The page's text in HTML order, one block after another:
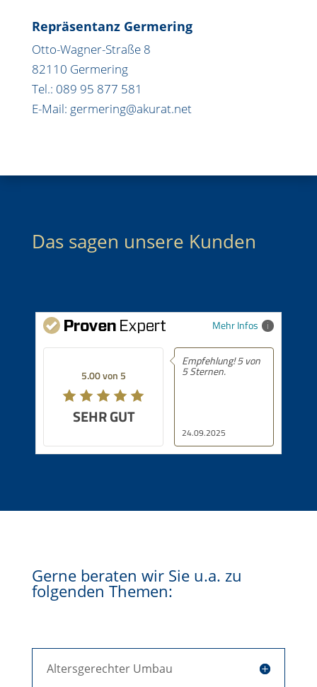
Repräsentanz Germering
Otto-Wagner-Straße 8
82110 Germering
Tel.: 089 95 877 581
E-Mail: germering@akurat.net
Das sagen unsere Kunden
Mehr Infos
5.00 von 5
SEHR GUT
24.09.2025
Empfehlung! 5 von
5 Sternen.
Gerne beraten wir Sie u.a. zu
folgenden Themen:
Altersgerechter Umbau